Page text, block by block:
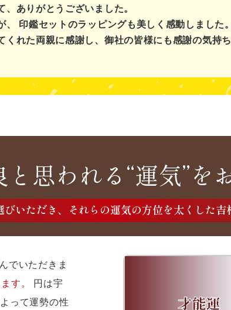
ありがとうございました。
印鑑セットのラッピングも美しく感動しました
れた両親に感謝し、御社の皆様にも感謝の気持
思われる“運気”を
びいただき、それらの運気の方位を太くした
でいただきま
す。
円は宇
って運勢の性